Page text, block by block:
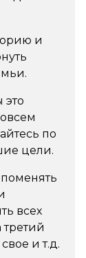
и
это
по
цели.
всех
и т.д.